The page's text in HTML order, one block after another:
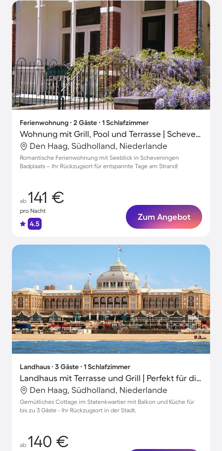
Ferienwohnung ∙ 2 Gäste ∙ 1 Schlafzimmer
Wohnung mit Grill, Pool und Terrasse | Scheveningen Pier in der Nähe | Seeblick
Den Haag, Südholland, Niederlande
Romantische Ferienwohnung mit Seeblick in Scheveningen
Badplaats – Ihr Rückzugsort für entspannte Tage am Strand!
ab 141 €
pro Nacht
4.5
Zum Angebot
Landhaus ∙ 3 Gäste ∙ 1 Schlafzimmer
Landhaus mit Terrasse und Grill | Perfekt für die Arbeit von Zuhause
Den Haag, Südholland, Niederlande
Gemütliches Cottage im Statenkwartier mit Balkon und Küche für
bis zu 3 Gäste - Ihr Rückzugsort in der Stadt.
ab 140 €